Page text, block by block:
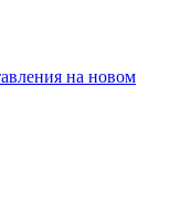
на новом